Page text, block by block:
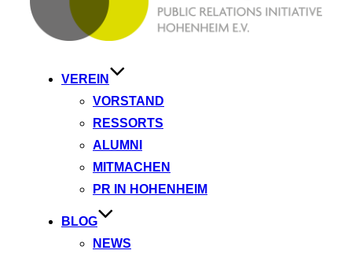
VEREIN
VORSTAND
RESSORTS
ALUMNI
MITMACHEN
PR IN HOHENHEIM
BLOG
NEWS